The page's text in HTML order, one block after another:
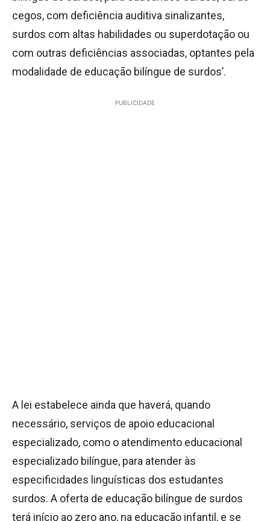
cegos, com deficiência auditiva sinalizantes,
surdos com altas habilidades ou superdotação ou
com outras deficiências associadas, optantes pela
modalidade de educação bilíngue de surdos’.
PUBLICIDADE
A lei estabelece ainda que haverá, quando
necessário, serviços de apoio educacional
especializado, como o atendimento educacional
especializado bilíngue, para atender às
especificidades linguísticas dos estudantes
surdos. A oferta de educação bilíngue de surdos
terá início ao zero ano, na educação infantil, e se